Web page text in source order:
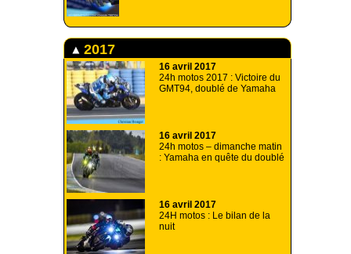
2017
16 avril 2017
24h motos 2017 : Victoire du
GMT94, doublé de Yamaha
16 avril 2017
24h motos – dimanche matin
: Yamaha en quête du doublé
16 avril 2017
24H motos : Le bilan de la
nuit